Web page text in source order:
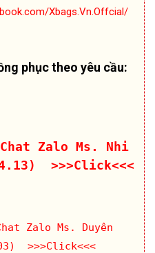
Xbags.Vn.Offcial/
phục theo yêu cầu:
Zalo Ms. Nhi
>>>Click<<<
Zalo Ms. Duyên
>>>Click<<<